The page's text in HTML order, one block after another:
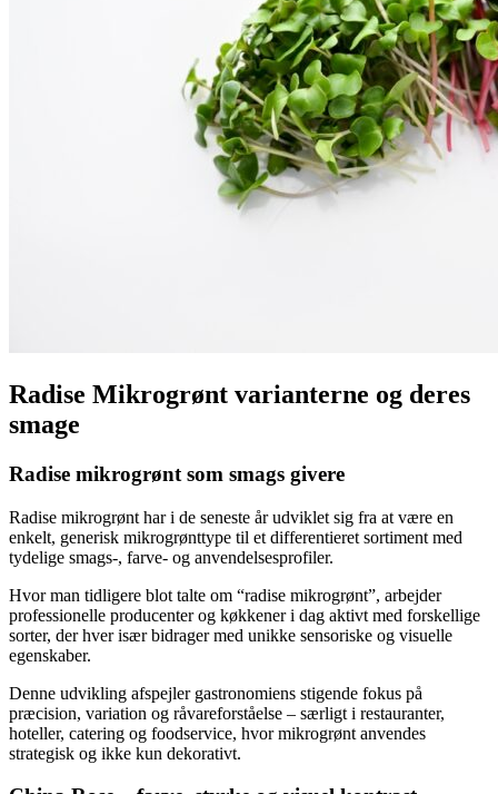
Radise Mikrogrønt varianterne og deres
smage
Radise mikrogrønt som smags givere
Radise mikrogrønt har i de seneste år udviklet sig fra at være en
enkelt, generisk mikrogrønttype til et differentieret sortiment med
tydelige smags-, farve- og anvendelsesprofiler.
Hvor man tidligere blot talte om “radise mikrogrønt”, arbejder
professionelle producenter og køkkener i dag aktivt med forskellige
sorter, der hver især bidrager med unikke sensoriske og visuelle
egenskaber.
Denne udvikling afspejler gastronomiens stigende fokus på
præcision, variation og råvareforståelse – særligt i restauranter,
hoteller, catering og foodservice, hvor mikrogrønt anvendes
strategisk og ikke kun dekorativt.